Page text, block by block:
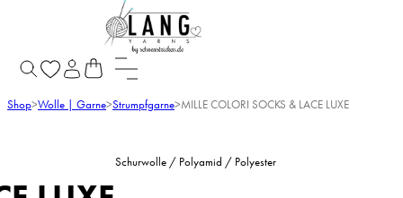
Shop>Wolle | Garne>Strumpfgarne>MILLE COLORI SOCKS & LACE LUXE
Schurwolle / Polyamid / Polyester